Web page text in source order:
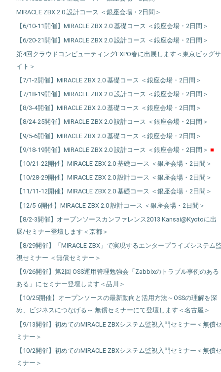
MIRACLE ZBX 2.0 設計コース ＜銀座会場・2日間＞
【6/10-11開催】MIRACLE ZBX 2.0 基礎コース ＜銀座会場・2日間＞
【6/20-21開催】MIRACLE ZBX 2.0 設計コース ＜銀座会場・2日間＞
第4回クラウドコンピューティングEXPO春に出展します＜東京ビッグサ
イト＞
【7/1-2開催】MIRACLE ZBX 2.0 基礎コース ＜銀座会場・2日間＞
【7/18-19開催】MIRACLE ZBX 2.0 設計コース ＜銀座会場・2日間＞
【8/3-4開催】MIRACLE ZBX 2.0 基礎コース ＜銀座会場・2日間＞
【8/24-25開催】MIRACLE ZBX 2.0 設計コース ＜銀座会場・2日間＞
【9/5-6開催】MIRACLE ZBX 2.0 基礎コース ＜銀座会場・2日間＞
【9/18-19開催】MIRACLE ZBX 2.0 設計コース ＜銀座会場・2日間＞
【10/21-22開催】MIRACLE ZBX 2.0 基礎コース ＜銀座会場・2日間＞
【10/28-29開催】MIRACLE ZBX 2.0 設計コース ＜銀座会場・2日間＞
【11/11-12開催】MIRACLE ZBX 2.0 基礎コース ＜銀座会場・2日間＞
【12/5-6開催】MIRACLE ZBX 2.0 設計コース ＜銀座会場・2日間＞
【8/2-3開催】オープンソースカンファレンス2013 Kansai@Kyotoに出
展/セミナー登壇します＜京都＞
【8/29開催】「MIRACLE ZBX」で実現するエンタープライズシステム
視セミナー ＜無償セミナー＞
【9/26開催】第2回 OSS運用管理勉強会「Zabbixのトラブル事例のある
ある」にセミナー登壇します＜品川＞
【10/25開催】オープンソースの最新動向と活用方法～OSSの理解を深
め、ビジネスにつなげる～ 無償セミナーにて登壇します＜名古屋＞
【9/13開催】初めてのMIRACLE ZBXシステム監視入門セミナー＜無償
ミナー＞
【10/2開催】初めてのMIRACLE ZBXシステム監視入門セミナー＜無償
ミナー＞